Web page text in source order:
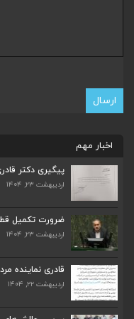
اخبار مهم
پیگیری دکتر
اردیبهشت ۲۳, ۱۴۰۴
ضرورت تکمیل قطعات ۷ و ۸ آزادراه
اردیبهشت ۲۳, ۱۴۰۴
قادری نماینده
اردیبهشت ۲۲, ۱۴۰۴
ضرورت تکمیل قطعات ۷ و ۸ آزادراه شیراز به اصفه...
اردیبهشت ۲۳, ۱۴۰۴
قادری نماینده مردم شیراز و
بررسی چالش‌های آبرسانی در